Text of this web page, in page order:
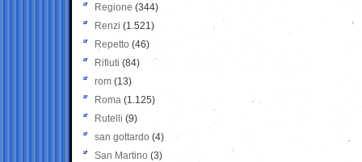
Regione (344)
Renzi (1.521)
Repetto (46)
Rifiuti (84)
rom (13)
Roma (1.125)
Rutelli (9)
san gottardo (4)
San Martino (3)